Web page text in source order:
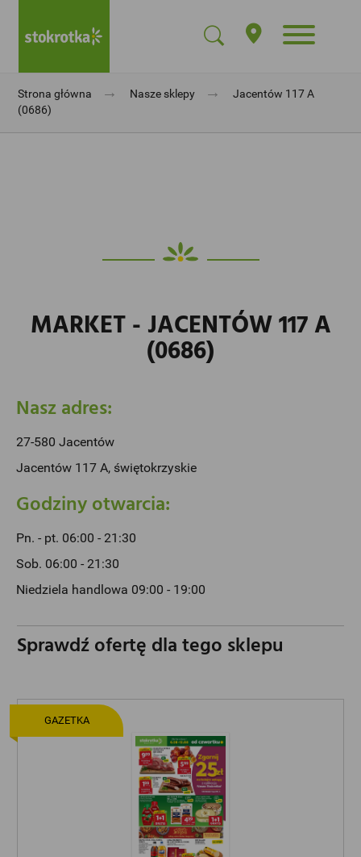
Strona główna → Nasze sklepy →
Jacentów 117 A
(0686)
MARKET - JACENTÓW 117 A
(0686)
Nasz adres:
27-580 Jacentów
Jacentów 117 A, świętokrzyskie
Godziny otwarcia:
Pn. - pt. 06:00 - 21:30
Sob. 06:00 - 21:30
Niedziela handlowa 09:00 - 19:00
Sprawdź ofertę dla tego sklepu
GAZETKA